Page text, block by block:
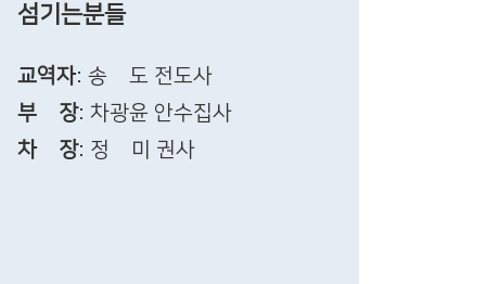
섬기는분들
교역자: 송 도 전도사
부 장: 차광윤 안수집사
차 장: 정 미 권사